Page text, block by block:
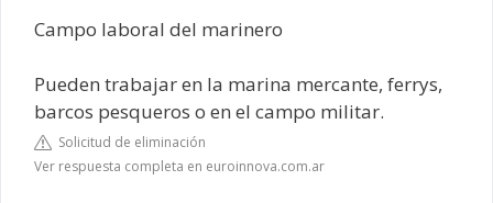
Campo laboral del marinero
Pueden trabajar en la marina mercante, ferrys,
barcos pesqueros o en el campo militar.
Solicitud de eliminación
Ver respuesta completa en euroinnova.com.ar